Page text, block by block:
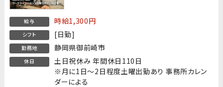
給与 時給1,300円
シフト [日勤]
勤務地 静岡県御前崎市
休日
土日祝休み 年間休日110日
※月に1日～2日程度土曜出勤あり 事務所カレン
ダーによる